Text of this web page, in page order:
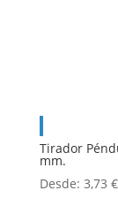
Tirador
mm.
Desde: 3,73 €